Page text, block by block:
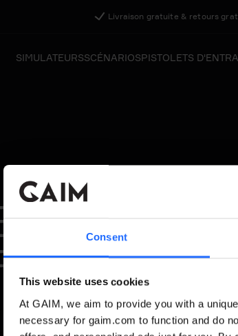
Consent
This website uses cookies
At GAIM, we aim to provide you with a
necessary for gaim.com to function and do
Livraison gratuite & retours
SIMULATEURSSCÉNARIOSPISTOLETS
UN
GAIM et recevez nos
logicielles et nos